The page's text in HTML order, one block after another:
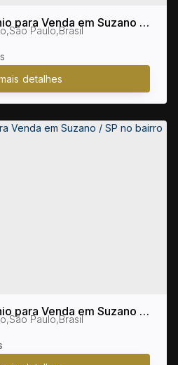
para Venda em Suzano /
Jardim Modelo
,São Paulo,Brasil
para Venda em Suzano /
Jardim Modelo
,São Paulo,Brasil